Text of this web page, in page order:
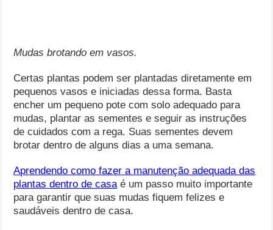
Mudas brotando em vasos.
Certas plantas podem ser plantadas diretamente em
pequenos vasos e iniciadas dessa forma. Basta
encher um pequeno pote com solo adequado para
mudas, plantar as sementes e seguir as instruções
de cuidados com a rega. Suas sementes devem
brotar dentro de alguns dias a uma semana.
Aprendendo como fazer a manutenção adequada das
plantas dentro de casaé um passo muito importante
para garantir que suas mudas fiquem felizes e
saudáveis ​​dentro de casa.